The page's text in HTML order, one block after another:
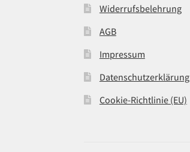
Widerrufsbelehrung
AGB
Impressum
Datenschutzerklärung
Cookie-Richtlinie (EU)